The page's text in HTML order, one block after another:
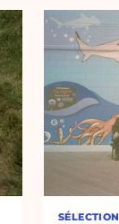
SÉLECTION